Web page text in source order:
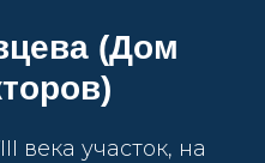
(Дом
века участок, на